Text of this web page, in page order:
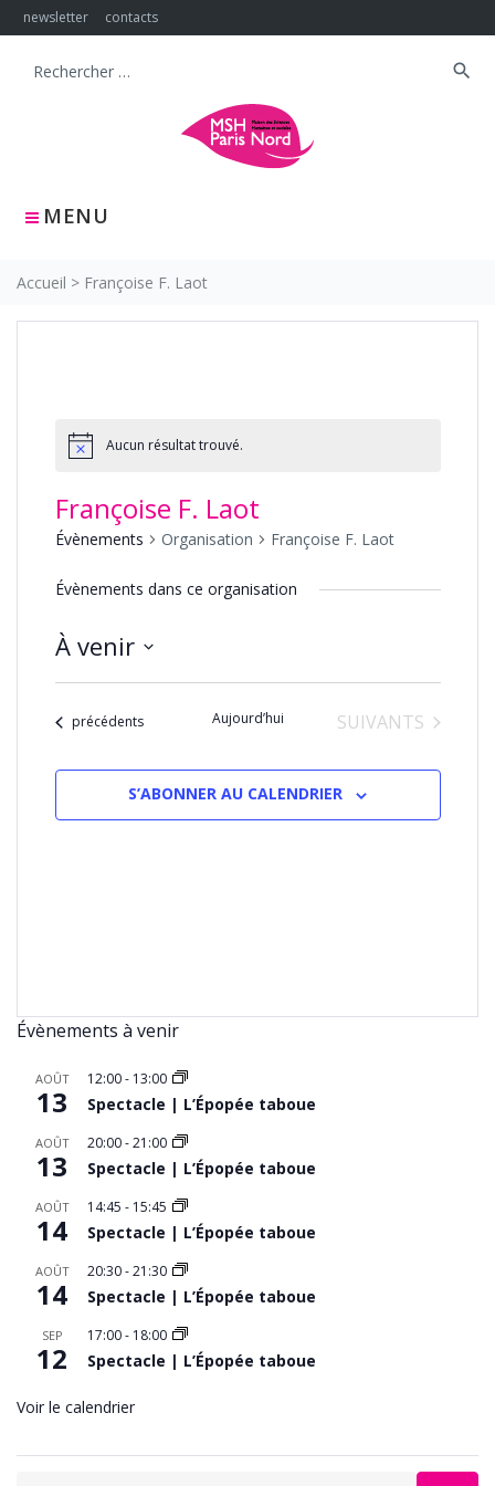
Skip
to
newsletter contacts
MENU
Search
search
Accueil > Françoise F. Laot
Aucun résultat trouvé.
Françoise F. Laot
Évènements Organisation Françoise F. Laot
Évènements dans ce organisation
À venir
date.Évènements
précédents Aujourd’hui ÉVÈNEMENTS
SUIVANTS
S’ABONNER AU CALENDRIER
Évènements à venir
AOÛT
13
12:00- 13:00
Spectacle | L’Épopée taboue
AOÛT
13
20:00-21:00
Spectacle | L’Épopée taboue
AOÛT
14
14:45 - 15:45
Spectacle | L’Épopée taboue
AOÛT
14
20:30-21:30
Spectacle | L’Épopée taboue
SEP
12
17:00- 18:00
Spectacle | L’Épopée taboue
Voir le calendrier